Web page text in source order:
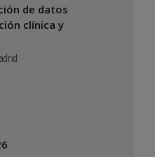
de datos
clínica y